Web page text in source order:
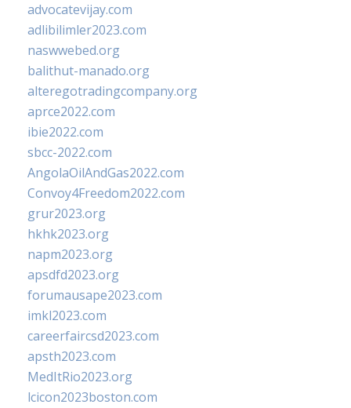
advocatevijay.com
adlibilimler2023.com
naswwebed.org
balithut-manado.org
alteregotradingcompany.org
aprce2022.com
ibie2022.com
sbcc-2022.com
AngolaOilAndGas2022.com
Convoy4Freedom2022.com
grur2023.org
hkhk2023.org
napm2023.org
apsdfd2023.org
forumausape2023.com
imkl2023.com
careerfaircsd2023.com
apsth2023.com
MedItRio2023.org
lcicon2023boston.com